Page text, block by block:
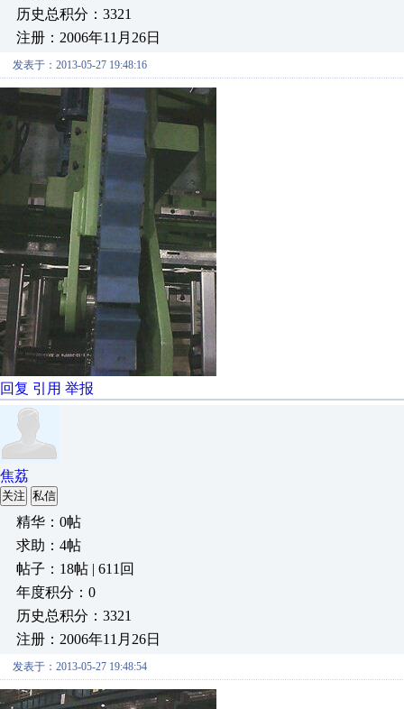
历史总积分：3321
注册：2006年11月26日
发表于：2013-05-27 19:48:16
回复 引用 举报
焦荔
关注 私信
精华：0帖
求助：4帖
帖子：18帖 | 611回
年度积分：0
历史总积分：3321
注册：2006年11月26日
发表于：2013-05-27 19:48:54